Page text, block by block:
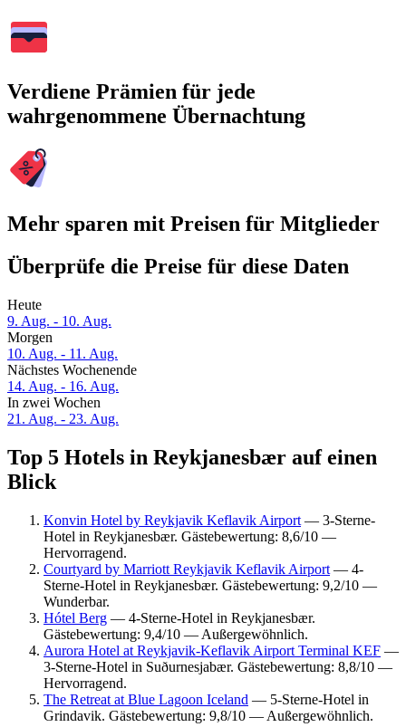
Verdiene Prämien für jede
wahrgenommene Übernachtung
Mehr sparen mit Preisen für Mitglieder
Überprüfe die Preise für diese Daten
Heute
9. Aug. - 10. Aug.
Morgen
10. Aug. - 11. Aug.
Nächstes Wochenende
14. Aug. - 16. Aug.
In zwei Wochen
21. Aug. - 23. Aug.
Top 5 Hotels in Reykjanesbær auf einen
Blick
Konvin Hotel by Reykjavik Keflavik Airport — 3-Sterne-
Hotel in Reykjanesbær. Gästebewertung: 8,6/10 —
Hervorragend.
Courtyard by Marriott Reykjavik Keflavik Airport — 4-
Sterne-Hotel in Reykjanesbær. Gästebewertung: 9,2/10 —
Wunderbar.
Hótel Berg — 4-Sterne-Hotel in Reykjanesbær.
Gästebewertung: 9,4/10 — Außergewöhnlich.
Aurora Hotel at Reykjavik-Keflavik Airport Terminal KEF —
3-Sterne-Hotel in Suðurnesjabær. Gästebewertung: 8,8/10 —
Hervorragend.
The Retreat at Blue Lagoon Iceland — 5-Sterne-Hotel in
Grindavik. Gästebewertung: 9,8/10 — Außergewöhnlich.